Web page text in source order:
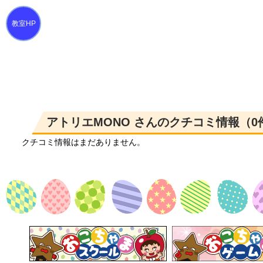
アトリエMONO さんのクチコミ情報（0
クチコミ情報はまだありません。